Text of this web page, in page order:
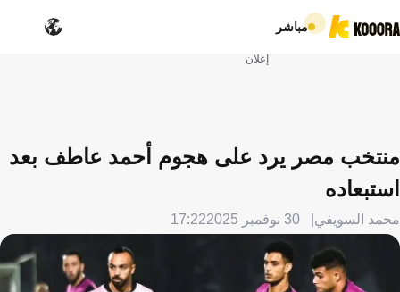
مباشر
إعلان
منتخب مصر يرد على هجوم أحمد عاطف بعد
استبعاده
محمد السويفي 30 نوفمبر 2025 17:22